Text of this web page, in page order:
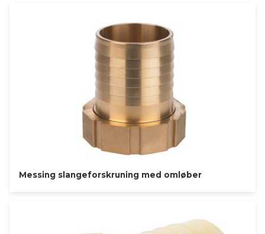
Messing slangeforskruning med omløber